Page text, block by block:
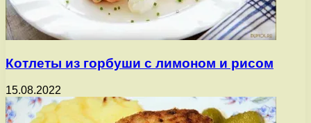
Котлеты из горбуши с лимоном и рисом
15.08.2022